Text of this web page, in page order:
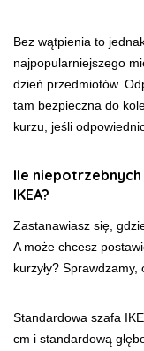
Bez wątpienia to
najpopularniejszego
dzień przedmiotów.
tam bezpieczna do
kurzu, jeśli
Ile
IKEA?
Zastanawiasz się,
A może chcesz
kurzyły? Sprawdzamy,
Standardowa szafa
cm i standardową